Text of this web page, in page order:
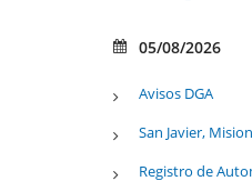
05/08/2026
Avisos DGA
San Javier,
Registro de